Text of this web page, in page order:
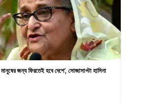
জন্য ফিরতেই হবে দেশে’, সোজাসাপ্টা হাসিনা